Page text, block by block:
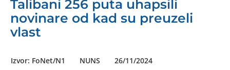
Talibani 256 puta uhapsili
novinare od kad su preuzeli
vlast
Izvor: FoNet/N1 NUNS 26/11/2024